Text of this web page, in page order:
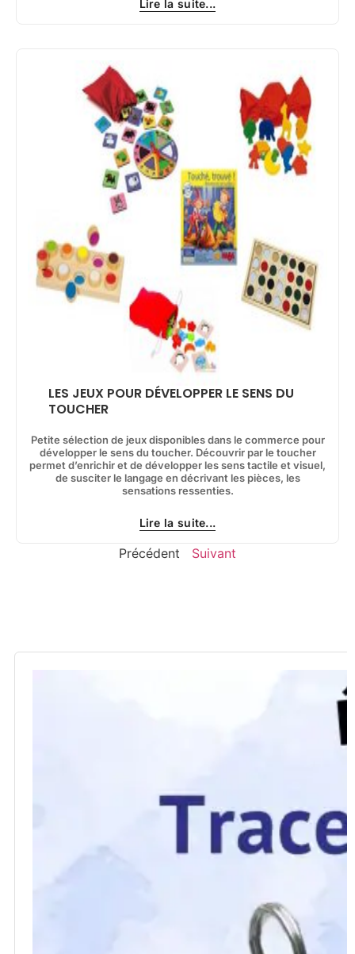
Lire la suite...
LES JEUX POUR DÉVELOPPER LE SENS DU
TOUCHER
Petite sélection de jeux disponibles dans le commerce pour
développer le sens du toucher. Découvrir par le toucher
permet d’enrichir et de développer les sens tactile et visuel,
de susciter le langage en décrivant les pièces, les
sensations ressenties.
Lire la suite...
Précédent Suivant